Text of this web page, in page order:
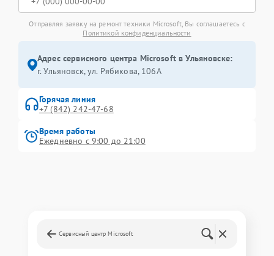
Отправляя заявку на ремонт техники Microsoft, Вы соглашаетесь с
Политикой конфиденциальности
Адрес сервисного центра Microsoft в Ульяновске:
г. Ульяновск, ул. Рябикова, 106А
Горячая линия
+7 (842) 242-47-68
Время работы
Ежедневно с 9:00 до 21:00
Сервисный центр Microsoft